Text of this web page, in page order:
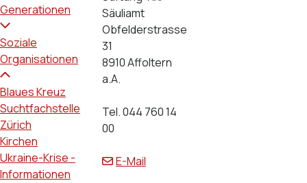
Generationen
Soziale
Organisationen
Blaues Kreuz
Suchtfachstelle
Zürich
Kirchen
Ukraine-Krise -
Informationen
Säuliamt
Obfelderstrasse
31
8910 Affoltern
a.A.
Tel. 044 760 14
00
E-Mail